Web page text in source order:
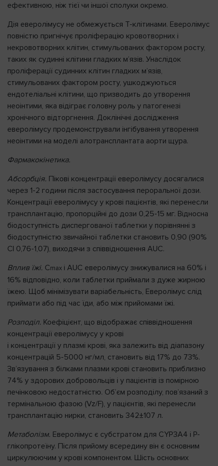
ефективною, ніж тієї чи іншої сполуки окремо.
Дія еверолімусу не обмежується T-клітинами. Еверолімус
повністю пригнічує проліферацію кровотворних і
некровотворних клітин, стимульованих фактором росту,
таких як судинні клітини гладких м’язів. Унаслідок
проліферації судинних клітин гладких м’язів,
стимульованих фактором росту, ушкоджуються
ендотеліальні клітини, що призводить до утворення
неоінтими, яка відіграє головну роль у патогенезі
хронічного відторгнення. Доклінічні дослідження
еверолімусу продемонстрували інгібування утворення
неоінтими на моделі алотрансплантата аорти щура.
Фармакокінетика.
Абсорбція. Пікові концентрації еверолімусу досягалися
через 1-2 години після застосування пероральної дози.
Концентрації еверолімусу у крові пацієнтів, які перенесли
трансплантацію, пропорційні до дози 0,25-15 мг. Відносна
біодоступність диспергованої таблетки у порівнянні з
біодоступністю звичайної таблетки становить 0,90 (90%
CI 0,76-1,07), виходячи з співвідношення AUC.
Вплив їжі. Cmax і AUC еверолімусу знижувалися на 60% і
16% відповідно, коли таблетки приймали з дуже жирною
їжею. Щоб мінімізувати варіабельність, Еверолімус слід
приймати або під час їди, або між прийомами їжі.
Розподіл. Коефіцієнт, що відображає співвідношення
концентрації еверолімусу у крові
і концентрації у плазмі крові, яка залежить від діапазону
концентрацій 5-5000 нг/мл, становить від 17% до 73%.
Зв’язування з білками плазми крові становить приблизно
74% у здорових добровольців і у пацієнтів із помірною
печінковою недостатністю. Об’єм розподілу, пов’язаний з
термінальною фазою (Vz/F), у пацієнтів, які перенесли
трансплантацію нирки, становить 342±107 л.
Метаболізм. Еверолімус є субстратом для CYP3A4 і P-
глікопротеїну. Після прийому всередину він є основним
циркулюючим у крові компонентом. Шість основних